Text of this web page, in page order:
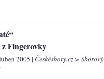
Fingerovky
2005 | Českésbory.cz > Sborový